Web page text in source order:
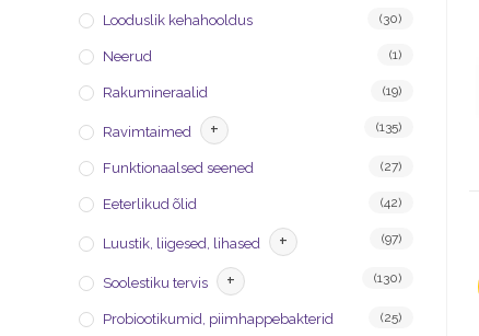
Looduslik kehahooldus (30)
Neerud (1)
Rakumineraalid (19)
Ravimtaimed + (135)
Funktionaalsed seened (27)
Eeterlikud õlid (42)
Luustik, liigesed, lihased + (97)
Soolestiku tervis + (130)
Probiootikumid, piimhappebakterid (25)